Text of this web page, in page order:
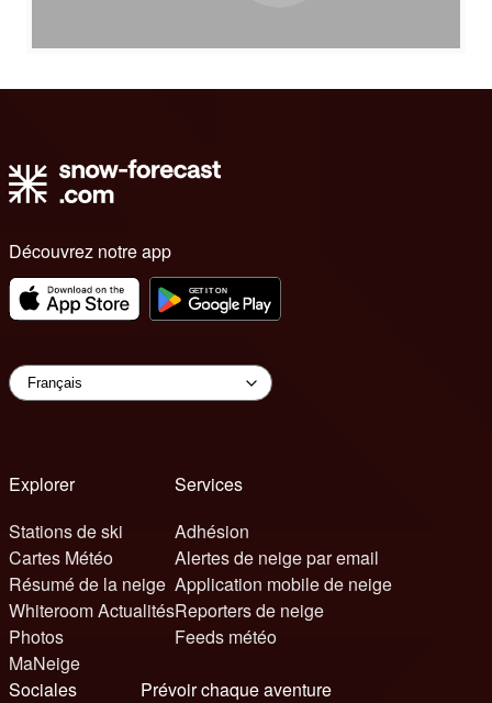
Découvrez notre app
Explorer
Stations de ski
Cartes Météo
Résumé de la neige
Whiteroom Actualités
Photos
MaNeige
Services
Adhésion
Alertes de neige par email
Application mobile de neige
Reporters de neige
Feeds météo
Sociales
Prévoir chaque aventure